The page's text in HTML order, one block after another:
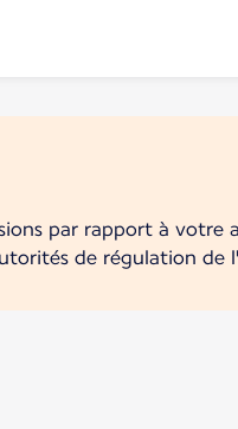
par rapport à votre
de régulation de